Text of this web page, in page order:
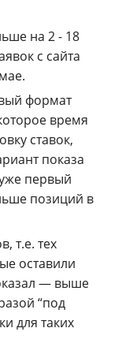
на 2 - 18
с сайта
формат
время
ставок,
показа
первый
позиций в
т.е. тех
оставили
— выше
“под
для таких